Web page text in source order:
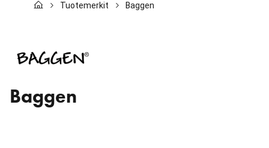
Kissat
Uutuudet
Tarjoukset
Tuotemerkit Baggen
Baggen